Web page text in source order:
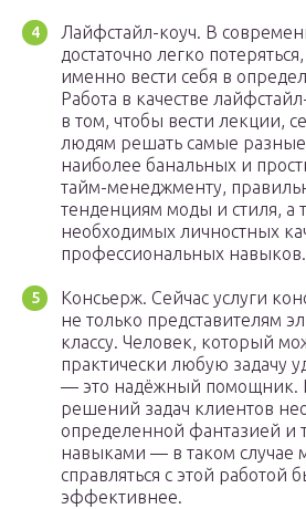
Лайфстайл-коуч. В
достаточно легко
именно вести себя в
Работа в качестве
в том, чтобы вести лекции,
людям решать самые
наиболее банальных и
тайм-менеджменту,
тенденциям моды и стиля, а
необходимых личностных
профессиональных навыков.
Консьерж. Сейчас услуги
не только представителям
классу. Человек, который
практически любую задачу
— это надёжный помощник.
решений задач клиентов
определенной фантазией и
навыками — в таком случае
справляться с этой работой
эффективнее.